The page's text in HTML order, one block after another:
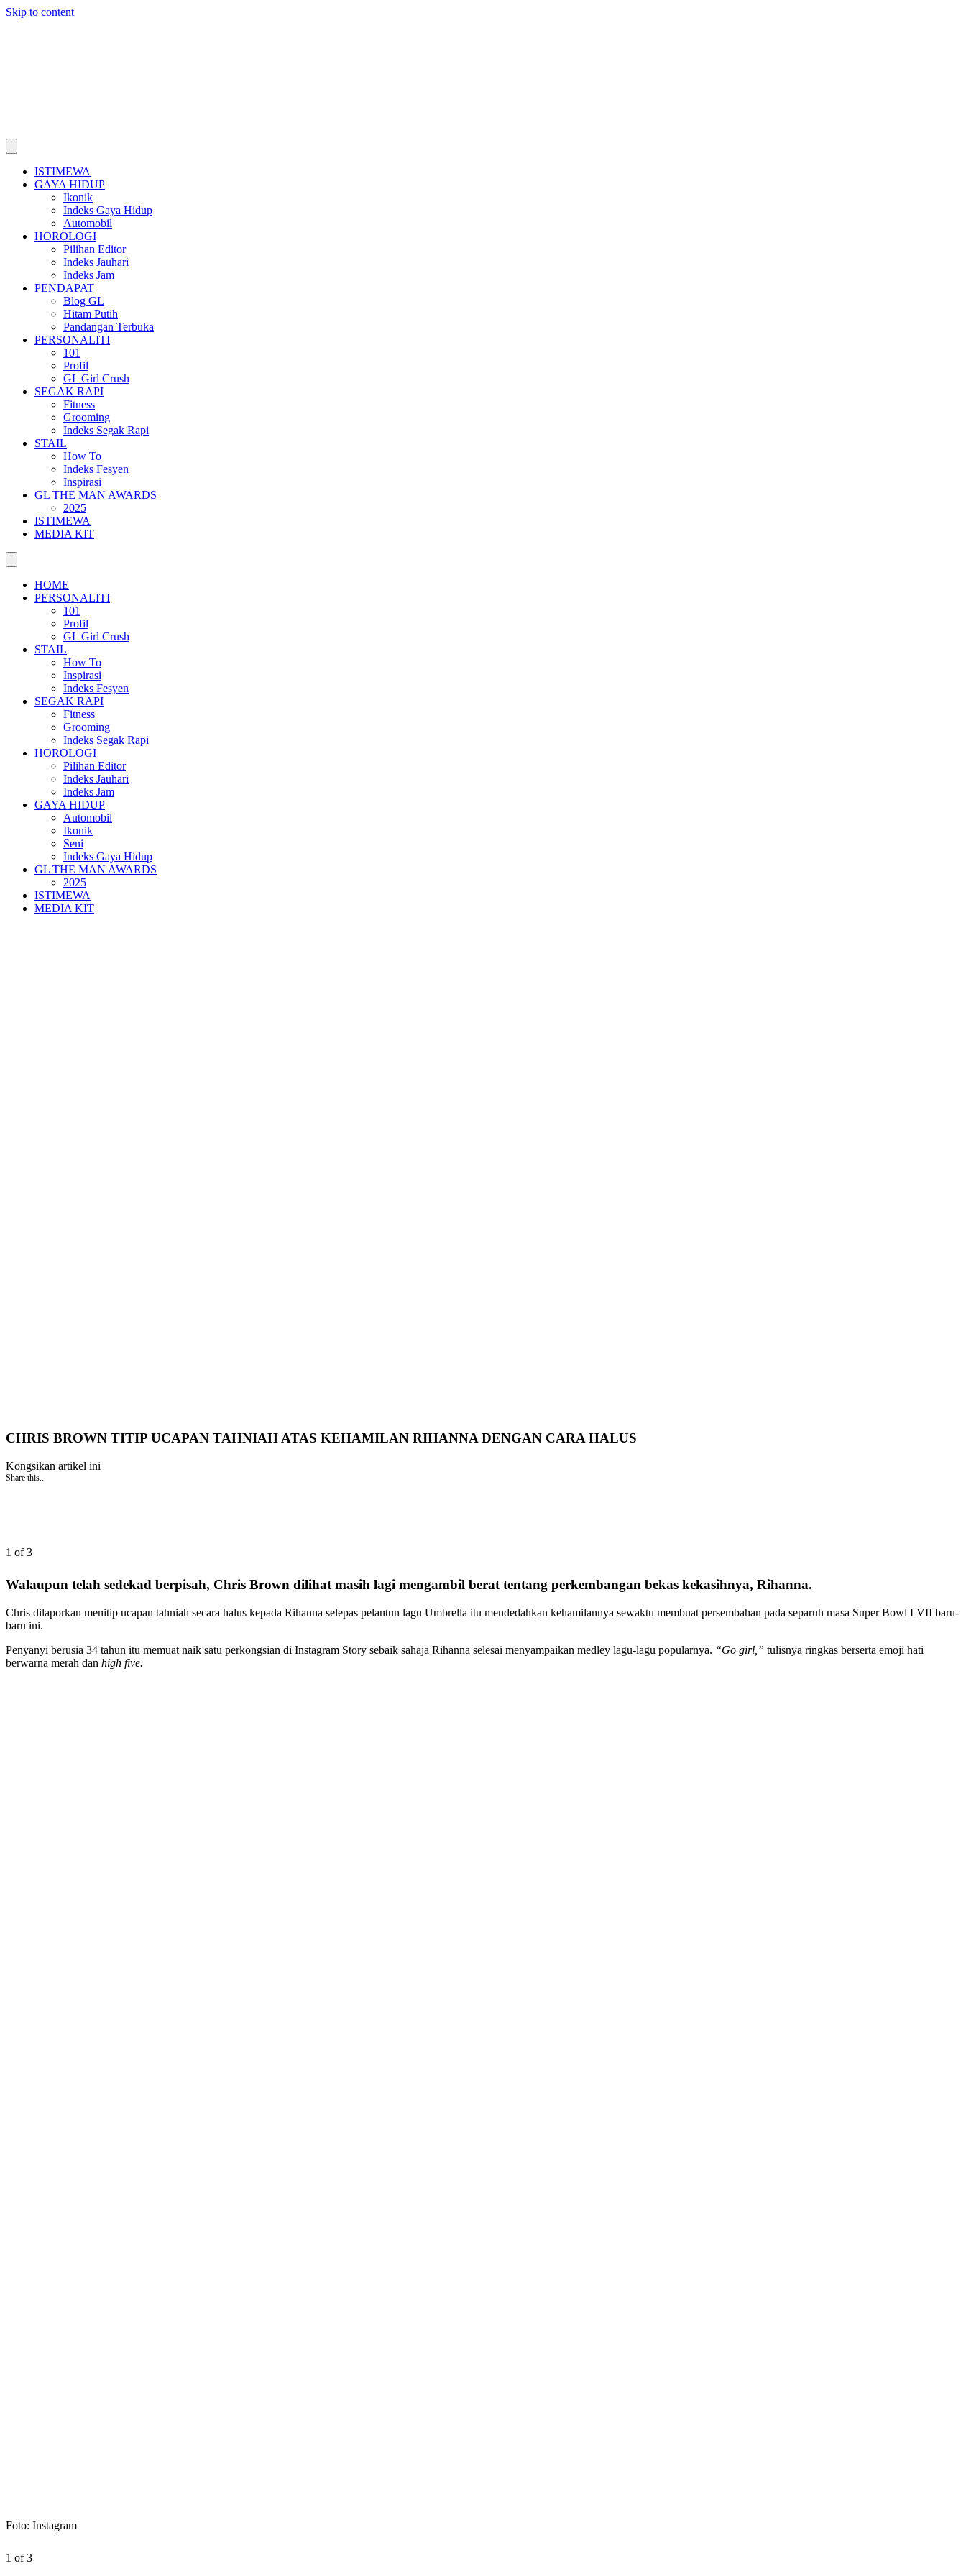
Skip to content
ISTIMEWA
GAYA HIDUP
Ikonik
Indeks Gaya Hidup
Automobil
HOROLOGI
Pilihan Editor
Indeks Jauhari
Indeks Jam
PENDAPAT
Blog GL
Hitam Putih
Pandangan Terbuka
PERSONALITI
101
Profil
GL Girl Crush
SEGAK RAPI
Fitness
Grooming
Indeks Segak Rapi
STAIL
How To
Indeks Fesyen
Inspirasi
GL THE MAN AWARDS
2025
ISTIMEWA
MEDIA KIT
HOME
PERSONALITI
101
Profil
GL Girl Crush
STAIL
How To
Inspirasi
Indeks Fesyen
SEGAK RAPI
Fitness
Grooming
Indeks Segak Rapi
HOROLOGI
Pilihan Editor
Indeks Jauhari
Indeks Jam
GAYA HIDUP
Automobil
Ikonik
Seni
Indeks Gaya Hidup
GL THE MAN AWARDS
2025
ISTIMEWA
MEDIA KIT
CHRIS BROWN TITIP UCAPAN TAHNIAH ATAS KEHAMILAN RIHANNA DENGAN CARA HALUS
Kongsikan artikel ini
Share this...
1 of 3
Walaupun telah sedekad berpisah, Chris Brown dilihat masih lagi mengambil berat tentang perkembangan bekas kekasihnya, Rihanna.
Chris dilaporkan menitip ucapan tahniah secara halus kepada Rihanna selepas pelantun lagu Umbrella itu mendedahkan kehamilannya sewaktu membuat persembahan pada separuh masa Super Bowl LVII baru-
baru ini.
Penyanyi berusia 34 tahun itu memuat naik satu perkongsian di Instagram Story sebaik sahaja Rihanna selesai menyampaikan medley lagu-lagu popularnya. “Go girl,” tulisnya ringkas berserta emoji hati
berwarna merah dan high five.
Foto: Instagram
1 of 3